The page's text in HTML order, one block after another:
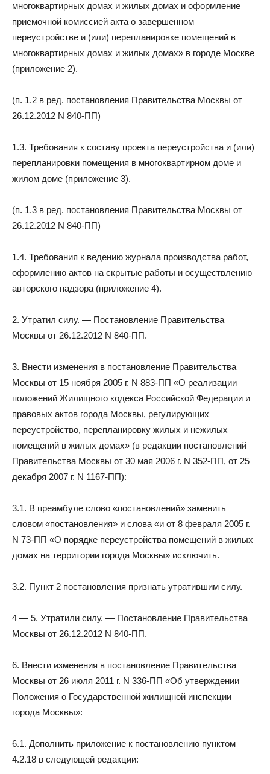
многоквартирных домах и жилых домах и оформление
приемочной комиссией акта о завершенном
переустройстве и (или) перепланировке помещений в
многоквартирных домах и жилых домах» в городе Москве
(приложение 2).
(п. 1.2 в ред. постановления Правительства Москвы от
26.12.2012 N 840-ПП)
1.3. Требования к составу проекта переустройства и (или)
перепланировки помещения в многоквартирном доме и
жилом доме (приложение 3).
(п. 1.3 в ред. постановления Правительства Москвы от
26.12.2012 N 840-ПП)
1.4. Требования к ведению журнала производства работ,
оформлению актов на скрытые работы и осуществлению
авторского надзора (приложение 4).
2. Утратил силу. — Постановление Правительства
Москвы от 26.12.2012 N 840-ПП.
3. Внести изменения в постановление Правительства
Москвы от 15 ноября 2005 г. N 883-ПП «О реализации
положений Жилищного кодекса Российской Федерации и
правовых актов города Москвы, регулирующих
переустройство, перепланировку жилых и нежилых
помещений в жилых домах» (в редакции постановлений
Правительства Москвы от 30 мая 2006 г. N 352-ПП, от 25
декабря 2007 г. N 1167-ПП):
3.1. В преамбуле слово «постановлений» заменить
словом «постановления» и слова «и от 8 февраля 2005 г.
N 73-ПП «О порядке переустройства помещений в жилых
домах на территории города Москвы» исключить.
3.2. Пункт 2 постановления признать утратившим силу.
4 — 5. Утратили силу. — Постановление Правительства
Москвы от 26.12.2012 N 840-ПП.
6. Внести изменения в постановление Правительства
Москвы от 26 июля 2011 г. N 336-ПП «Об утверждении
Положения о Государственной жилищной инспекции
города Москвы»:
6.1. Дополнить приложение к постановлению пунктом
4.2.18 в следующей редакции: